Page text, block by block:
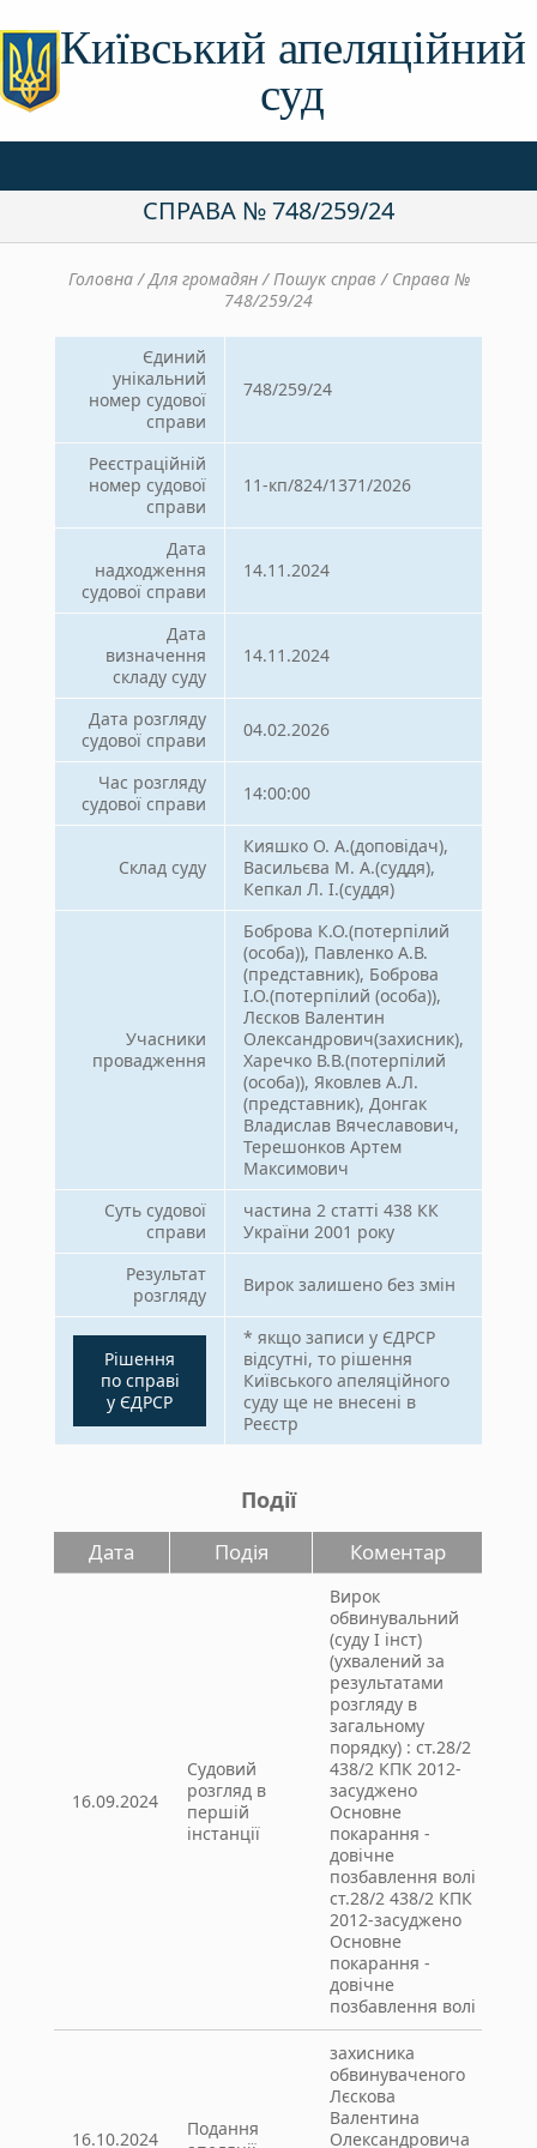
Київський апеляційний
суд
СПРАВА № 748/259/24
Головна / Для громадян / Пошук справ / Справа №
748/259/24
Єдиний
унікальний
номер судової
справи
748/259/24
Реєстраційній
номер судової
справи
11-кп/824/1371/2026
Дата
надходження
судової справи
14.11.2024
Дата
визначення
складу суду
14.11.2024
Дата розгляду
судової справи
04.02.2026
Час розгляду
судової справи
14:00:00
Склад суду
Кияшко О. А.(доповідач),
Васильєва М. А.(суддя),
Кепкал Л. І.(суддя)
Учасники
провадження
Боброва К.О.(потерпілий
(особа)), Павленко А.В.
(представник), Боброва
І.О.(потерпілий (особа)),
Лєсков Валентин
Олександрович(захисник),
Харечко В.В.(потерпілий
(особа)), Яковлев А.Л.
(представник), Донгак
Владислав Вячеславович,
Терешонков Артем
Максимович
Суть судової
справи
частина 2 статті 438 КК
України 2001 року
Результат
розгляду
Вирок залишено без змін
Рішення
по справі
у ЄДРСР
* якщо записи у ЄДРСР
відсутні, то рішення
Київського апеляційного
суду ще не внесені в
Реєстр
Події
Дата Подія Коментар
16.09.2024
Судовий
розгляд в
першій
інстанції
Вирок
обвинувальний
(суду І інст)
(ухвалений за
результатами
розгляду в
загальному
порядку) : ст.28/2
438/2 КПК 2012-
засуджено
Основне
покарання -
довічне
позбавлення волі
ст.28/2 438/2 КПК
2012-засуджено
Основне
покарання -
довічне
позбавлення волі
16.10.2024
Подання
захисника
обвинуваченого
Лєскова
Валентина
Олександровича